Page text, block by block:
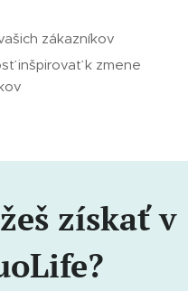
zákazníkov
inšpirovať k zmene
získať v